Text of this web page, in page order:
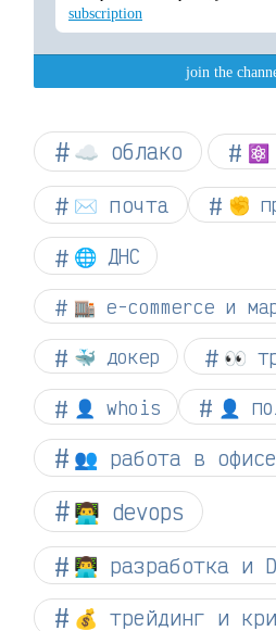
☁︎ облако ⚛
✉️ почта ✊
🌐 ДНС
🏬 e-commerce и
🐳 докер 👀
👤 whois 👤
👥 работа в офисе
👨‍💻 devops
👨‍💻 разработка и
💰 трейдинг и